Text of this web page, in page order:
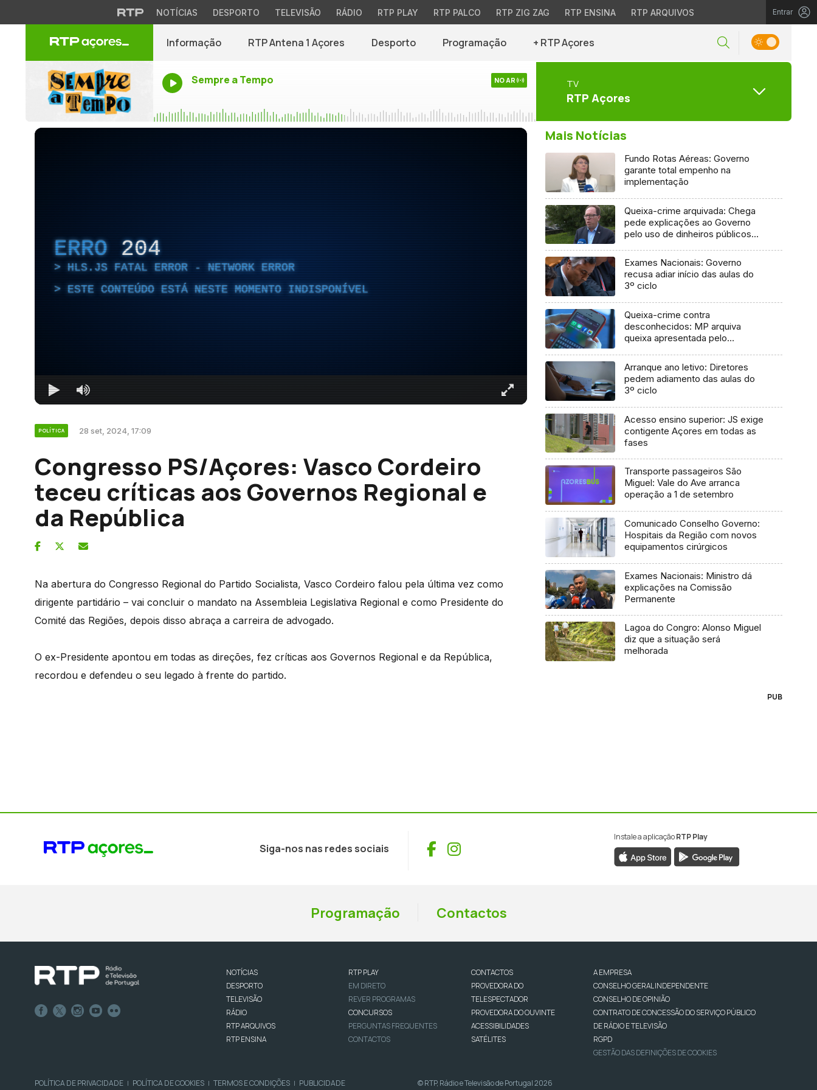
NOTÍCIAS DESPORTO TELEVISÃO RÁDIO RTP PLAY RTP PALCO RTP ZIG ZAG RTP ENSINA RTP ARQUIVOS Entrar
Informação RTP Antena 1 Açores Desporto Programação + RTP Açores
Sempre a Tempo NO AR TV
RTP Açores
ERRO 204
HLS.JS FATAL ERROR - NETWORK ERROR
ESTE CONTEÚDO ESTÁ NESTE MOMENTO INDISPONÍVEL
POLÍTICA 28 set, 2024, 17:09
Congresso PS/Açores: Vasco Cordeiro
teceu críticas aos Governos Regional e
da República
Na abertura do Congresso Regional do Partido Socialista, Vasco Cordeiro falou pela última vez como
dirigente partidário – vai concluir o mandato na Assembleia Legislativa Regional e como Presidente do
Comité das Regiões, depois disso abraça a carreira de advogado.
O ex-Presidente apontou em todas as direções, fez críticas aos Governos Regional e da República,
recordou e defendeu o seu legado à frente do partido.
Mais Notícias
Fundo Rotas Aéreas: Governo
garante total empenho na
implementação
Queixa-crime arquivada: Chega
pede explicações ao Governo
pelo uso de dinheiros públicos
Exames Nacionais: Governo
recusa adiar início das aulas do
3º ciclo
Queixa-crime contra
desconhecidos: MP arquiva
queixa apresentada pelo
Arranque ano letivo: Diretores
pedem adiamento das aulas do
3º ciclo
Acesso ensino superior: JS exige
contigente Açores em todas as
fases
Transporte passageiros São
Miguel: Vale do Ave arranca
operação a 1 de setembro
Comunicado Conselho Governo:
Hospitais da Região com novos
equipamentos cirúrgicos
Exames Nacionais: Ministro dá
explicações na Comissão
Permanente
Lagoa do Congro: Alonso Miguel
diz que a situação será
melhorada
PUB
Siga-nos nas redes sociais Facebook
Instagram
Instale a aplicaçãoRTP Play
Programação Contactos
NOTÍCIAS
DESPORTO
TELEVISÃO
RÁDIO
RTP ARQUIVOS
RTP ENSINA
RTP PLAY
EM DIRETO
REVER PROGRAMAS
CONCURSOS
PERGUNTAS FREQUENTES
CONTACTOS
CONTACTOS
PROVEDORA DO
TELESPECTADOR
PROVEDORA DO OUVINTE
ACESSIBILIDADES
SATÉLITES
A EMPRESA
CONSELHO GERAL INDEPENDENTE
CONSELHO DE OPINIÃO
CONTRATO DE CONCESSÃO DO SERVIÇO PÚBLICO
DE RÁDIO E TELEVISÃO
RGPD
GESTÃO DAS DEFINIÇÕES DE COOKIES
POLÍTICA DE PRIVACIDADE | POLÍTICA DE COOKIES | TERMOS E CONDIÇÕES | PUBLICIDADE © RTP, Rádio e Televisão de Portugal 2026